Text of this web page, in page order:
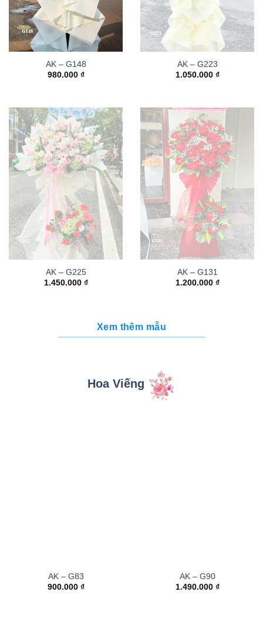
AK – G148
980.000 ₫
AK – G223
1.050.000 ₫
AK – G225
1.450.000 ₫
AK – G131
1.200.000 ₫
Xem thêm mẫu
Hoa Viếng
AK – G83
900.000 ₫
AK – G90
1.490.000 ₫